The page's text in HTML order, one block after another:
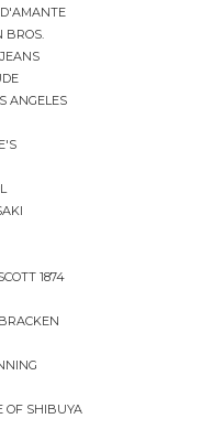
BROS.
ANGELES
1874
OF SHIBUYA